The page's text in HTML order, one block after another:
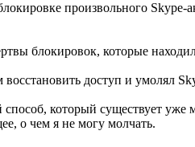
произвольного
блокировок, которые
доступ и умолял
который существует уже
о чем я не могу молчать.